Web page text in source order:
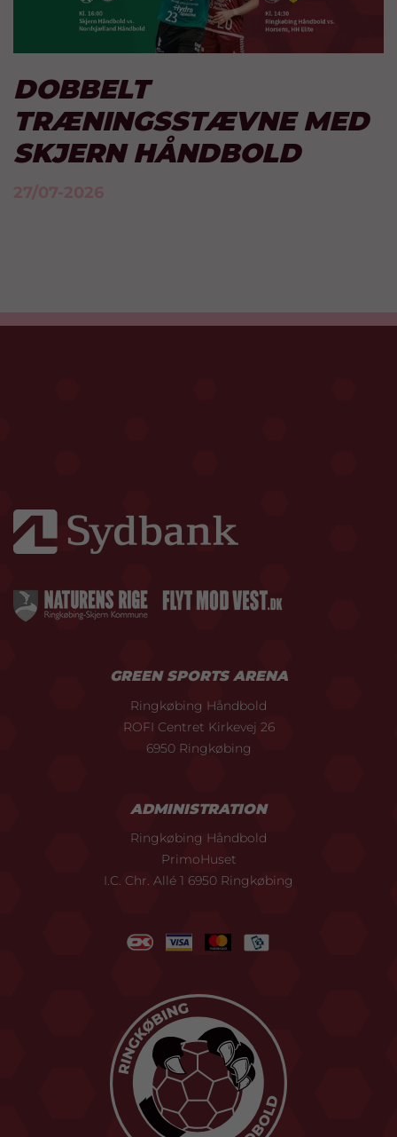
DOBBELT
TRÆNINGSSTÆVNE MED
SKJERN HÅNDBOLD
27/07-2026
GREEN SPORTS ARENA
Ringkøbing Håndbold
ROFI Centret Kirkevej 26
6950 Ringkøbing
ADMINISTRATION
Ringkøbing Håndbold
PrimoHuset
I.C. Chr. Allé 1 6950 Ringkøbing